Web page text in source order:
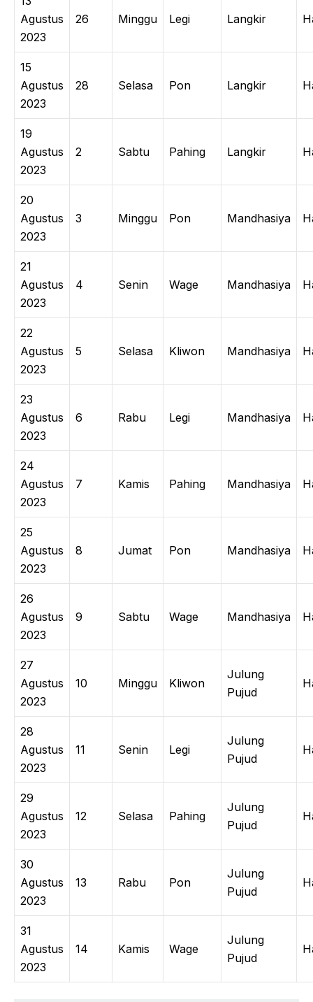
Agustus
2023
26 Minggu Legi Langkir
15
Agustus
2023
28 Selasa Pon Langkir
19
Agustus
2023
2 Sabtu Pahing Langkir
20
Agustus
2023
3 Minggu Pon Mandhasiya
21
Agustus
2023
4 Senin Wage Mandhasiya
22
Agustus
2023
5 Selasa Kliwon Mandhasiya
23
Agustus
2023
6 Rabu Legi Mandhasiya
24
Agustus
2023
7 Kamis Pahing Mandhasiya
25
Agustus
2023
8 Jumat Pon Mandhasiya
26
Agustus
2023
9 Sabtu Wage Mandhasiya
27
Agustus
2023
10 Minggu Kliwon
Julung
Pujud
28
Agustus
2023
11 Senin Legi
Julung
Pujud
29
Agustus
2023
12 Selasa Pahing
Julung
Pujud
30
Agustus
2023
13 Rabu Pon
Julung
Pujud
31
Agustus
2023
14 Kamis Wage
Julung
Pujud